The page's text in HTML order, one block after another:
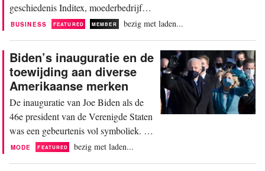
geschiedenis Inditex, moederbedrijf
van onder andere Zara, van zijn troon
marktwaarde na de beursdagen op
maandag en dinsdag. Het bedrijf heeft
een waarde van meer dan 100 miljard
dollar (83...
BUSINESS FEATURED MEMBER bezig met laden...
Biden’s inauguratie en de
toewijding aan diverse
Amerikaanse merken
De inauguratie van Joe Biden als de
46e president van de Verenigde Staten
was een gebeurtenis vol symboliek. De
kledingkeuzes van president Biden,
MODE FEATURED bezig met laden...